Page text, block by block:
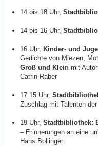
14 bis 18 Uhr,
14 bis 16 Uhr,
16 Uhr, Kinder- und
Gedichte von Miezen,
Groß und Klein mit
Catrin Raber
17.15 Uhr,
Zuschlag mit Talenten der
19 Uhr, Stadtbibliothek:
– Erinnerungen an eine
Hans Bollinger